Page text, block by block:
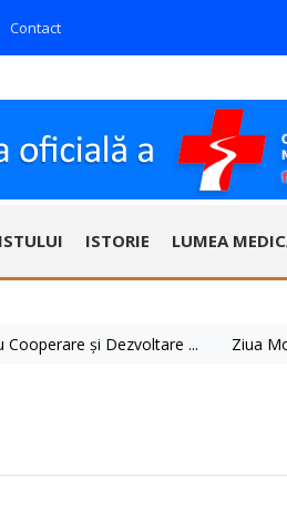
Contact
ISTORIE LUMEA
și Dezvoltare ... Ziua Mondială